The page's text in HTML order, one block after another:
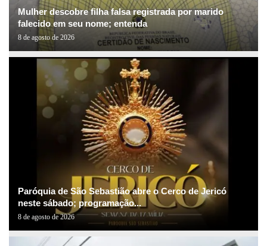
Mulher descobre filha falsa registrada por marido
falecido em seu nome; entenda
8 de agosto de 2026
Paróquia de São Sebastião abre o Cerco de Jericó
neste sábado; programação...
8 de agosto de 2026